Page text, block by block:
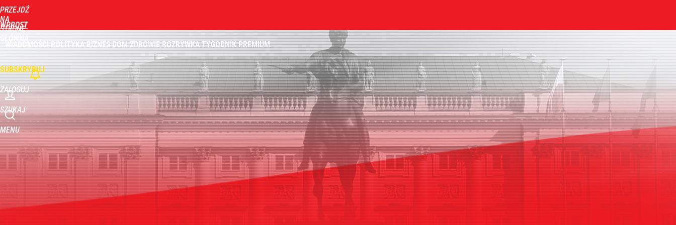
PRZEJDŹ
NA
STRONĘ
WPROST
WIADOMOŚCI POLITYKA BIZNES DOM ZDROWIE ROZRYWKA TYGODNIK PREMIUM
SUBSKRYBUJ
ZALOGUJ
SZUKAJ
MENU
Przełomowy wyrok sądu. Ukraina przejmie cenny obiekt z Rosji
dodaj
Dron nad lotniskiem to nie incydent. Wojna hybrydowa wkracza na nowy poziom
dodaj
Farmacja: wzrost pod presją. co czeka branżę do 2030 roku?